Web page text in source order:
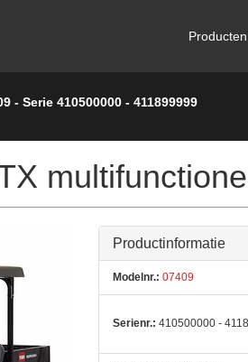
Producten
- Serie 410500000 - 411899999
Productinformatie
Modelnr.: 07409
Serienr.: 410500000 -